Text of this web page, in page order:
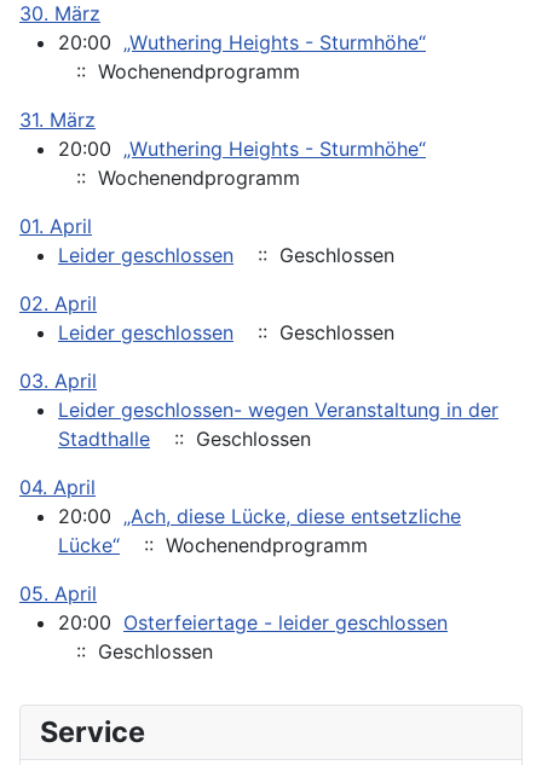
30. März
20:00 „Wuthering Heights - Sturmhöhe“
:: Wochenendprogramm
31. März
20:00 „Wuthering Heights - Sturmhöhe“
:: Wochenendprogramm
01. April
Leider geschlossen
:: Geschlossen
02. April
Leider geschlossen
:: Geschlossen
03. April
Leider geschlossen- wegen Veranstaltung in der
Stadthalle
:: Geschlossen
04. April
20:00 „Ach, diese Lücke, diese entsetzliche
Lücke“
:: Wochenendprogramm
05. April
20:00 Osterfeiertage - leider geschlossen
:: Geschlossen
Service